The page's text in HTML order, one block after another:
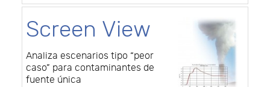
Screen View
Analiza escenarios tipo “peor
caso” para contaminantes de
fuente única